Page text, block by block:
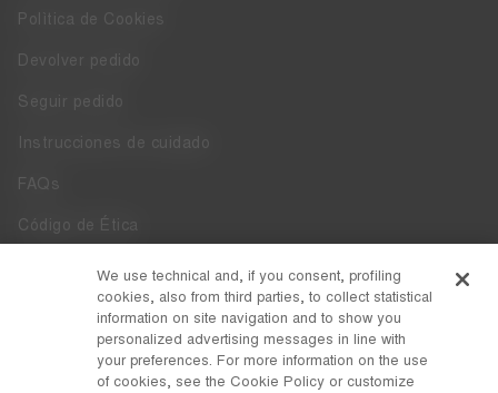
Polìtica de Cookies
Devolver pedido
Seguir pedido
Instrucciones de cuidado
FAQs
Código de Ética
Whistleblowing
Accesibilidad
DISCOVER MOON BOOT
We use technical and, if you consent, profiling
cookies, also from third parties, to collect statistical
information on site navigation and to show you
personalized advertising messages in line with
your preferences. For more information on the use
of cookies, see the Cookie Policy or customize